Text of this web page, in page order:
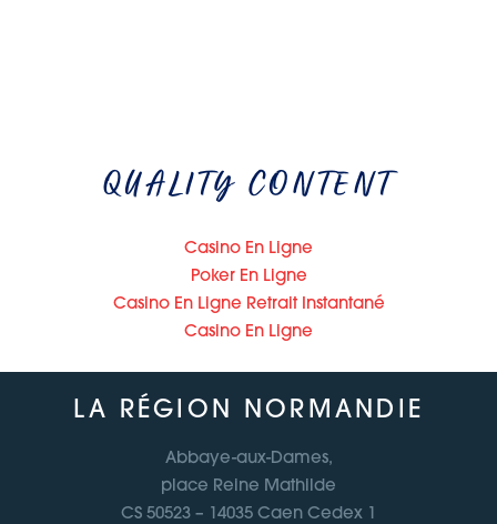
QUALITY CONTENT
Casino En Ligne
Poker En Ligne
Casino En Ligne Retrait Instantané
Casino En Ligne
LA RÉGION NORMANDIE
Abbaye-aux-Dames,
place Reine Mathilde
CS 50523 – 14035 Caen Cedex 1